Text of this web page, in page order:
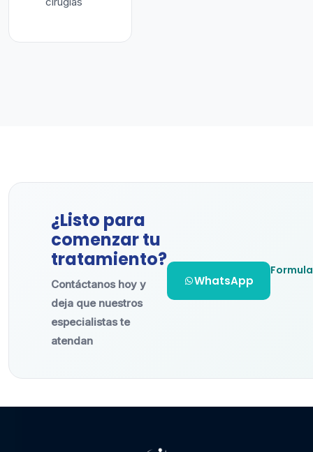
¿Listo para
comenzar tu
tratamiento?
Contáctanos hoy y
deja que nuestros
especialistas te
atendan
WhatsApp